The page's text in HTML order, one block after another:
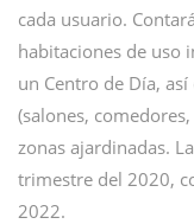
cada usuario.
habitaciones de uso
un Centro de Día,
(salones,
zonas ajardinadas.
trimestre del 2020,
2022.